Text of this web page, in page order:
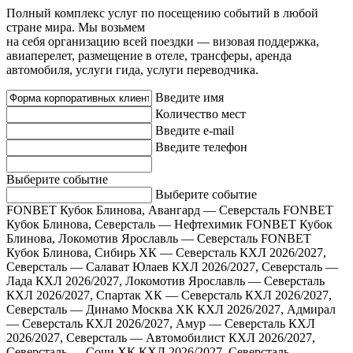
Полный комплекс услуг по посещению событий в любой
стране мира. Мы возьмем
на себя организацию всей поездки — визовая поддержка,
авиаперелет, размещение в отеле, трансферы, аренда
автомобиля, услуги гида, услуги переводчика.
Введите имя
Количество мест
Введите e-mail
Введите телефон
Выберите событие
Выберите событие
FONBET Кубок Блинова, Авангард — Северсталь FONBET
Кубок Блинова, Северсталь — Нефтехимик FONBET Кубок
Блинова, Локомотив Ярославль — Северсталь FONBET
Кубок Блинова, Сибирь ХК — Северсталь КХЛ 2026/2027,
Северсталь — Салават Юлаев КХЛ 2026/2027, Северсталь —
Лада КХЛ 2026/2027, Локомотив Ярославль — Северсталь
КХЛ 2026/2027, Спартак ХК — Северсталь КХЛ 2026/2027,
Северсталь — Динамо Москва ХК КХЛ 2026/2027, Адмирал
— Северсталь КХЛ 2026/2027, Амур — Северсталь КХЛ
2026/2027, Северсталь — Автомобилист КХЛ 2026/2027,